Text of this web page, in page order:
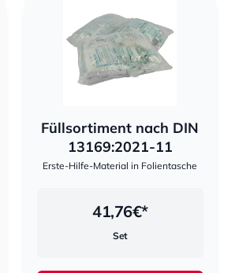
Füllsortiment nach DIN
13169:2021-11
Erste-Hilfe-Material in Folientasche
41,76€*
Set